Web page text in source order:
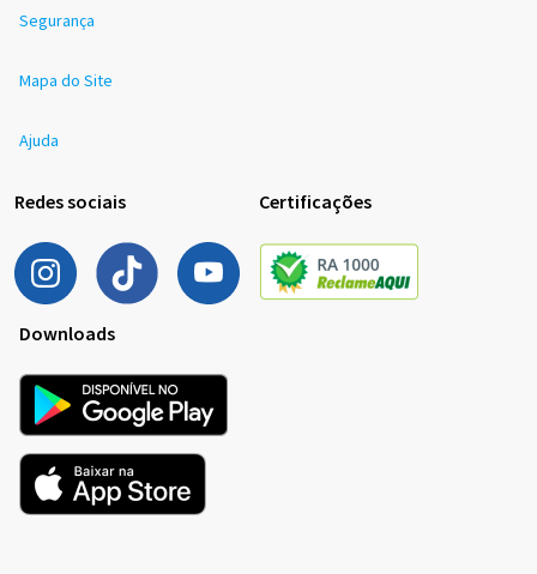
Segurança
Mapa do Site
Ajuda
Redes sociais Certificações
Downloads